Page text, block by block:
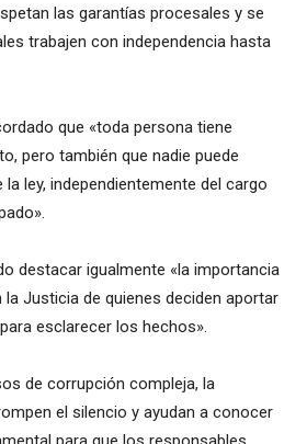
las garantías procesales y se
trabajen con independencia hasta
que «toda persona tiene
pero también que nadie puede
ley, independientemente del cargo
destacar igualmente «la importancia
Justicia de quienes deciden aportar
esclarecer los hechos».
de corrupción compleja, la
el silencio y ayudan a conocer